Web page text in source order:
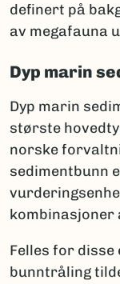
definert på
av megafauna
Dyp marin
Dyp marin
største
norske
sedimentbunn
kombinasjoner
Felles for
bunntråling